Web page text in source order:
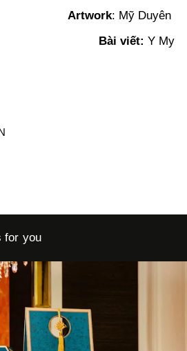
Artwork: Mỹ Duyên
Bài viết: Y My
for you